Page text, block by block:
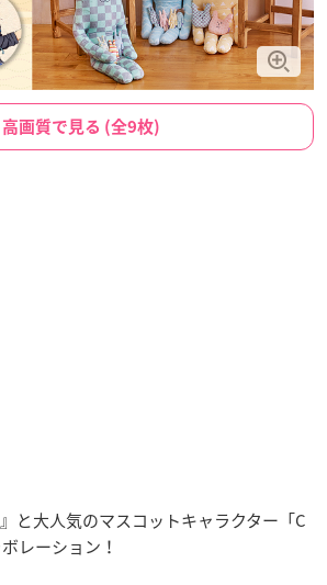
高画質で見る (全9枚)
』と大人気のマスコットキャラクター「C
レーション！